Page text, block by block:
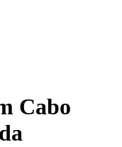
Cabo